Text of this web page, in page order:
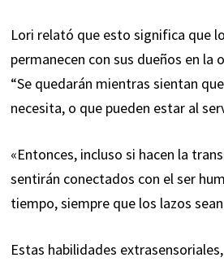
Lori relató que esto significa que
permanecen con sus dueños en la
“Se quedarán mientras sientan
necesita, o que pueden estar al
«Entonces, incluso si hacen la
sentirán conectados con el ser
tiempo, siempre que los lazos
Estas habilidades